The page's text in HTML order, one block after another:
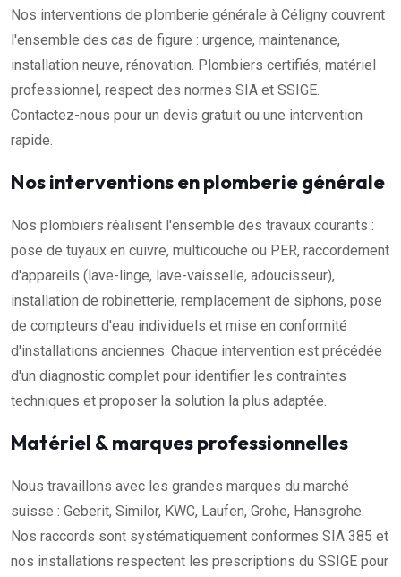
Nos interventions de plomberie générale à Céligny couvrent
l'ensemble des cas de figure : urgence, maintenance,
installation neuve, rénovation. Plombiers certifiés, matériel
professionnel, respect des normes SIA et SSIGE.
Contactez-nous pour un devis gratuit ou une intervention
rapide.
Nos interventions en plomberie générale
Nos plombiers réalisent l'ensemble des travaux courants :
pose de tuyaux en cuivre, multicouche ou PER, raccordement
d'appareils (lave-linge, lave-vaisselle, adoucisseur),
installation de robinetterie, remplacement de siphons, pose
de compteurs d'eau individuels et mise en conformité
d'installations anciennes. Chaque intervention est précédée
d'un diagnostic complet pour identifier les contraintes
techniques et proposer la solution la plus adaptée.
Matériel & marques professionnelles
Nous travaillons avec les grandes marques du marché
suisse : Geberit, Similor, KWC, Laufen, Grohe, Hansgrohe.
Nos raccords sont systématiquement conformes SIA 385 et
nos installations respectent les prescriptions du SSIGE pour